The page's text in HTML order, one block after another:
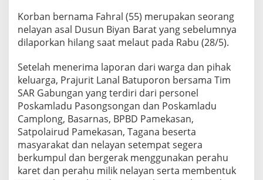
u
n
g
a
e
v
a
k
u
a
s
i
o
r
Korban bernama Fahral (55) merupakan seorang
nelayan asal Dusun Biyan Barat yang sebelumnya
dilaporkan hilang saat melaut pada Rabu (28/5).
Setelah menerima laporan dari warga dan pihak
keluarga, Prajurit Lanal Batuporon bersama Tim
SAR Gabungan yang terdiri dari personel
Poskamladu Pasongsongan dan Poskamladu
Camplong, Basarnas, BPBD Pamekasan,
Satpolairud Pamekasan, Tagana beserta
masyarakat dan nelayan setempat segera
berkumpul dan bergerak menggunakan perahu
karet dan perahu milik nelayan serta membentuk